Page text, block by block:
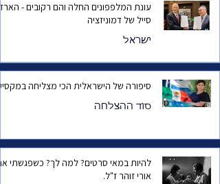
עונת המלפפונים החלה והם רקובים -
סייל של דמוניזציה
ישראל
סיפורה של הישראלית הכי מצליחה
סוד ההצלחה
להיות במאי סרטים? למה לך? כשפגשתי
אורי זוהר ז"ל.